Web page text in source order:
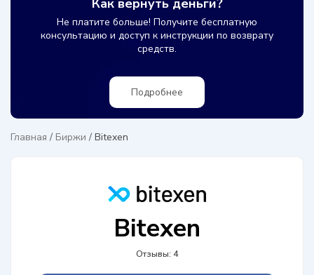
Не платите больше! Получите бесплатную
консультацию и доступ к инструкции по возврату
средств.
Подробнее
Главная / Биржи / Bitexen
Bitexen
Отзывы: 4